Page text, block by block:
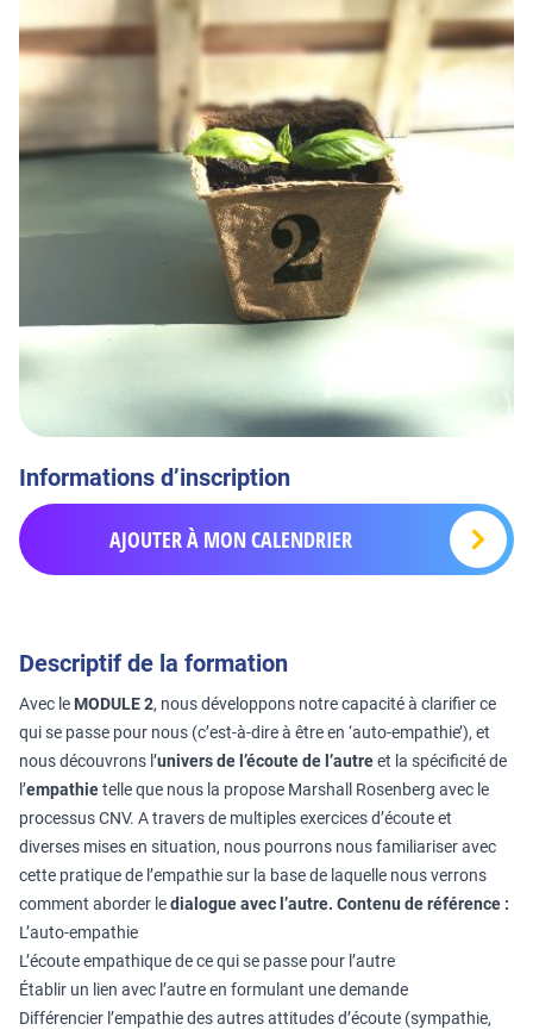
Informations d’inscription
AJOUTER À MON CALENDRIER
Descriptif de la formation
Avec le MODULE 2, nous développons notre capacité à clarifier ce
qui se passe pour nous (c’est-à-dire à être en ‘auto-empathie’), et
nous découvrons l’univers de l’écoute de l’autreet la spécificité de
l’empathietelle que nous la propose Marshall Rosenberg avec le
processus CNV. A travers de multiples exercices d’écoute et
diverses mises en situation, nous pourrons nous familiariser avec
cette pratique de l’empathie sur la base de laquelle nous verrons
comment aborder ledialogue avec l’autre. Contenu de référence :
L’auto-empathie
L’écoute empathique de ce qui se passe pour l’autre
Établir un lien avec l’autre en formulant une demande
Différencier l’empathie des autres attitudes d’écoute (sympathie,